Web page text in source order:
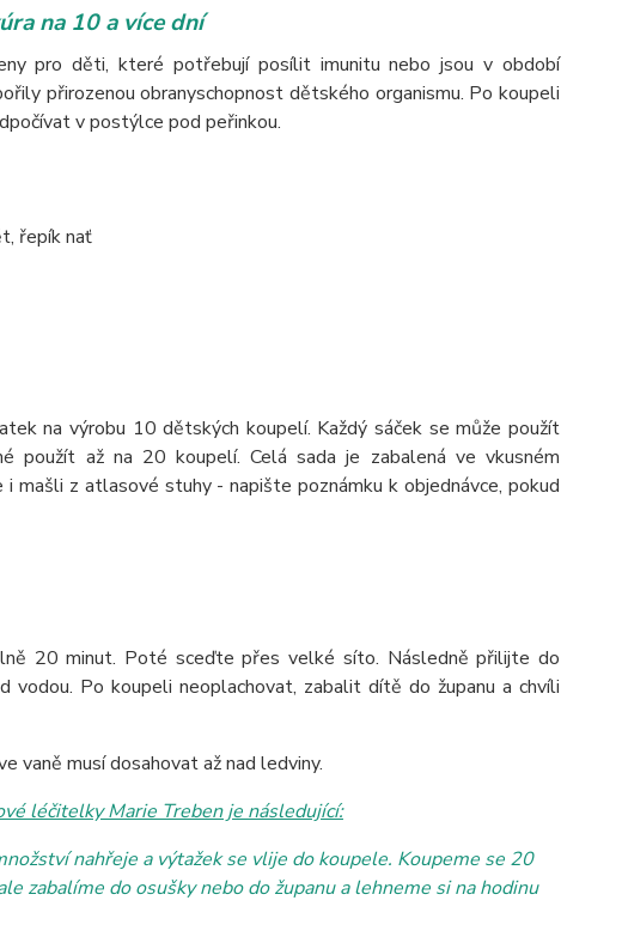
na 10 a více dní
pro děti, které potřebují posílit imunitu nebo jsou v období
přirozenou obranyschopnost dětského organismu. Po koupeli
v postýlce pod peřinkou.
řepík nať
na výrobu 10 dětských koupelí. Každý sáček se může použít
použít až na 20 koupelí. Celá sada je zabalená ve vkusném
mašli z atlasové stuhy - napište poznámku k objednávce, pokud
20 minut. Poté sceďte přes velké síto. Následně přilijte do
Po koupeli neoplachovat, zabalit dítě do županu a chvíli
vaně musí dosahovat až nad ledviny.
léčitelky Marie Treben je následující:
nahřeje a výtažek se vlije do koupele. Koupeme se 20
zabalíme do osušky nebo do županu a lehneme si na hodinu